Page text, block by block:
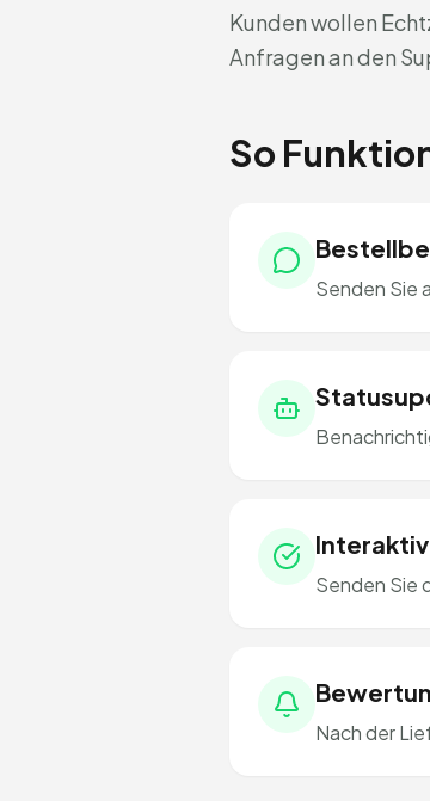
Kunden wollen
Anfragen an den
So
Senden Sie
Senden Sie
Nach der